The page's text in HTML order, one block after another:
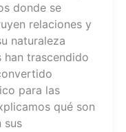
donde se
relaciones y
naturaleza
han trascendido
para las
qué son
sus